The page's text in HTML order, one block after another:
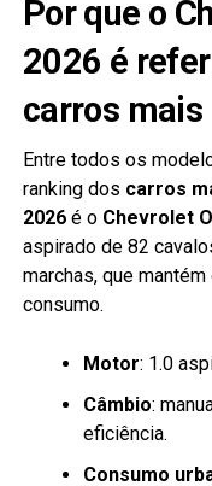
Por que o
2026 é
carros
Entre todos os
ranking dos carros
2026é o Chevrolet
aspirado de 82
marchas, que
consumo.
Motor: 1.0
Câmbio:
eficiência.
Consumo